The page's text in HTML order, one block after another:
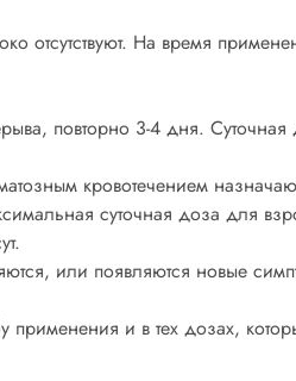
На время
повторно 3-4 дня.
кровотечением
суточная доза для
или появляются новые
применения и в тех дозах,